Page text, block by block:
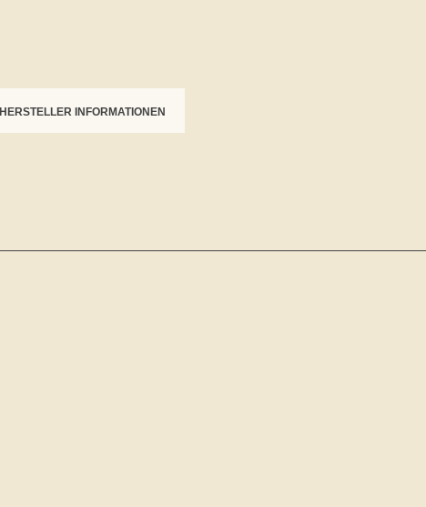
HERSTELLER INFORMATIONEN